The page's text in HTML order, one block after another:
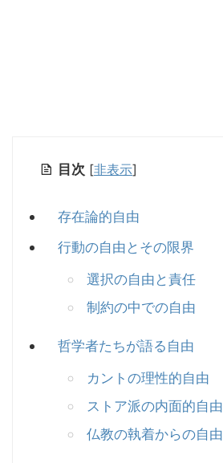
目次 [非表示]
存在論的自由
行動の自由とその限界
選択の自由と責任
制約の中での自由
哲学者たちが語る自由
カントの理性的自由
ストア派の内面的自由
仏教の執着からの自由